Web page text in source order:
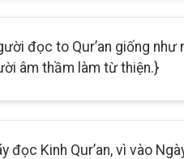
đọc to Qur’an giống
âm thầm làm từ thiện.}
đọc Kinh Qur’an, vì vào